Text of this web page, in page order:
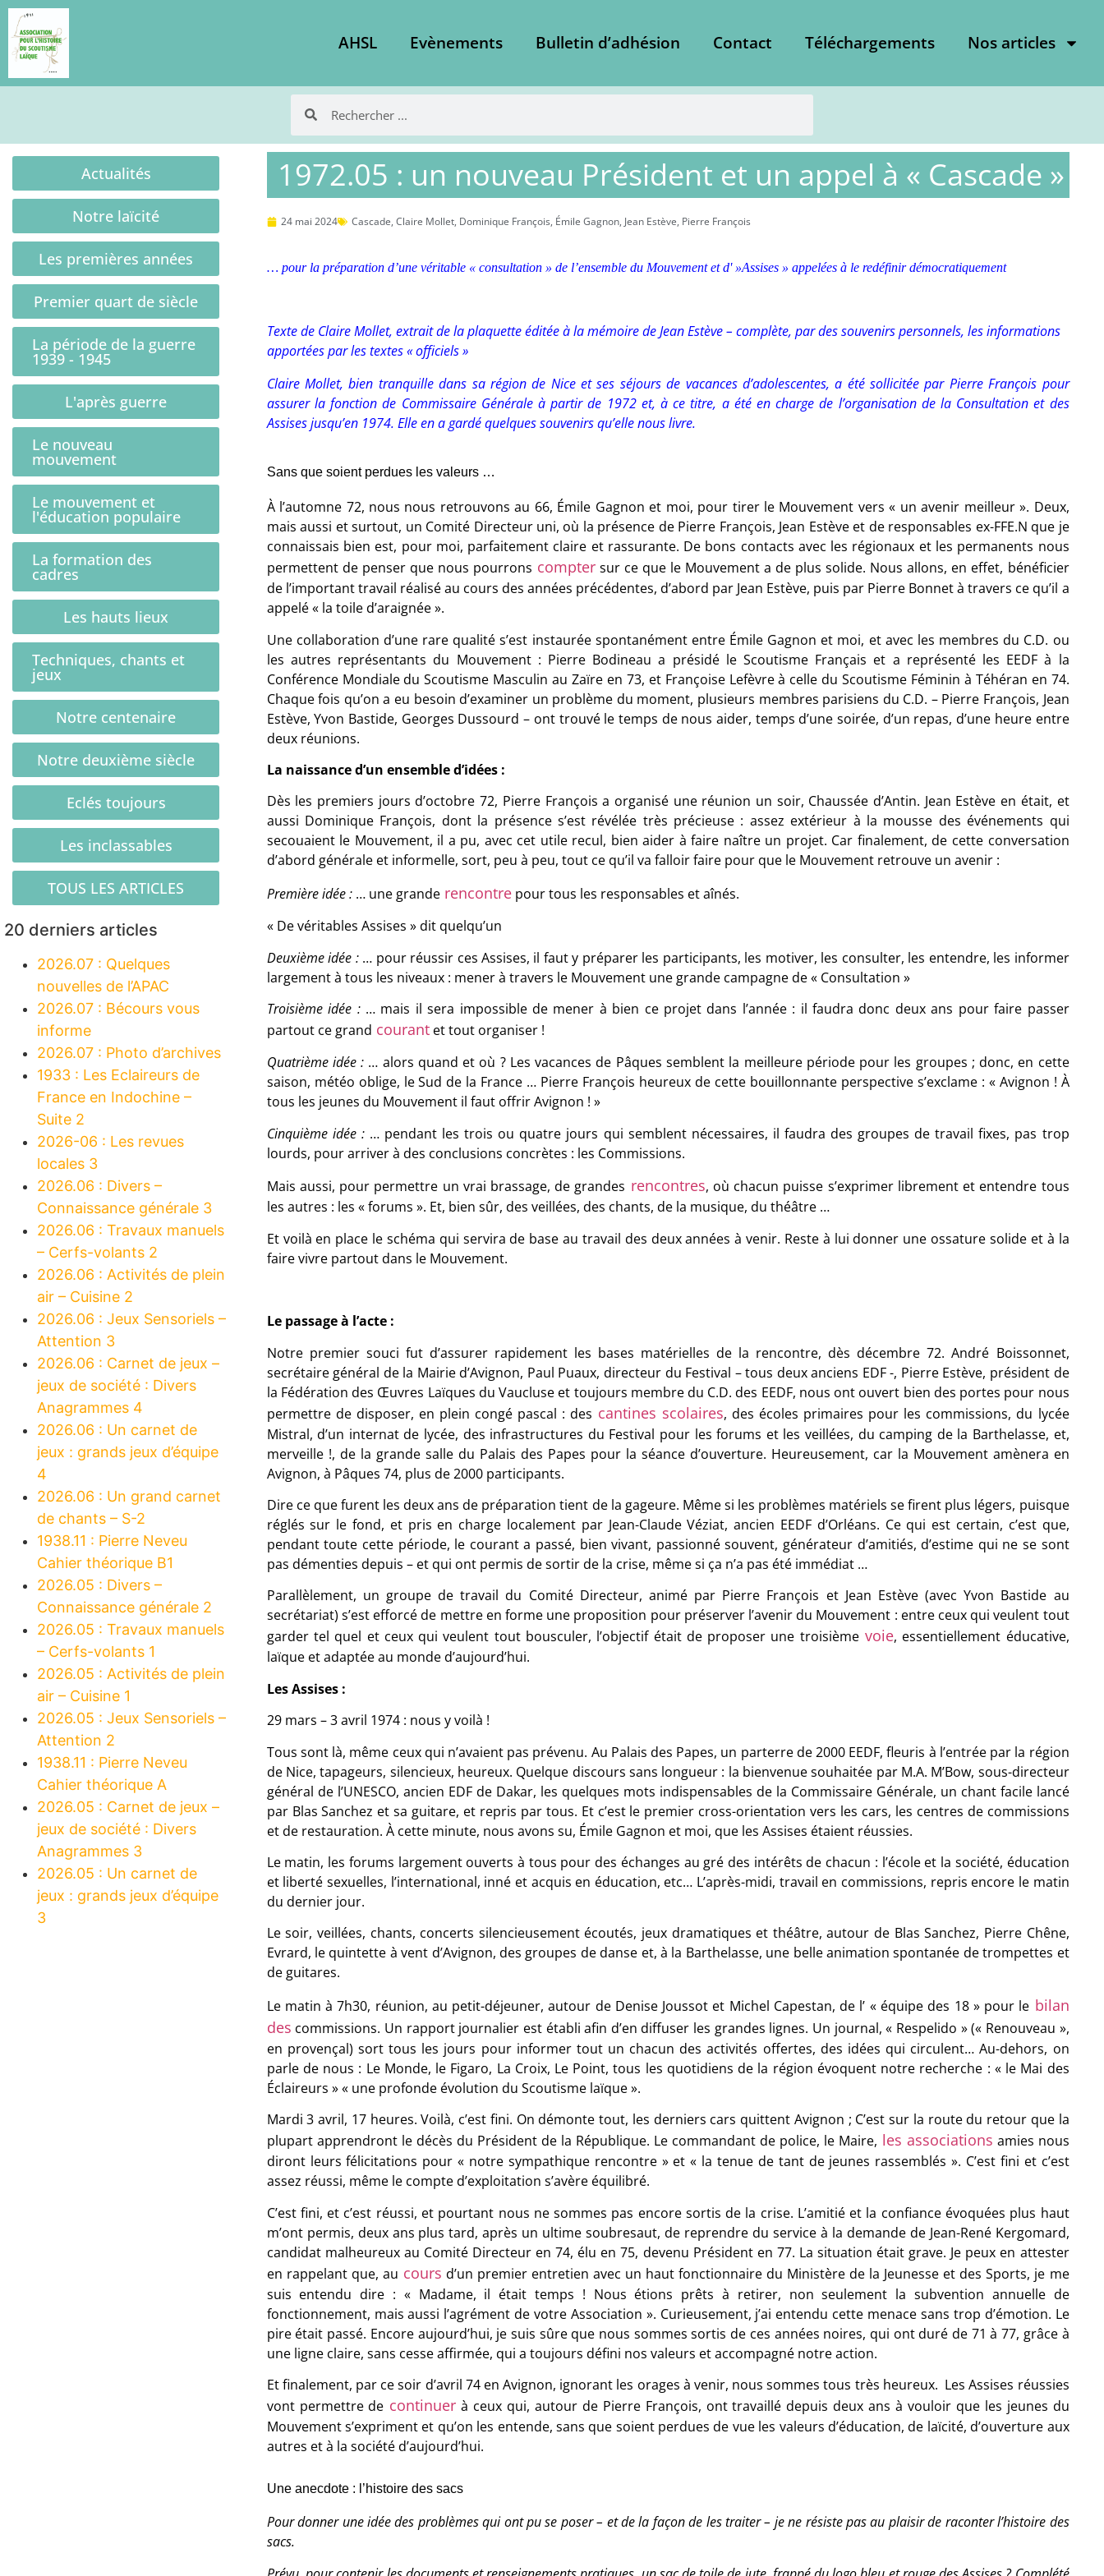
AHSL Evènements Bulletin d’adhésion Contact Téléchargements Nos articles
Actualités
Notre laïcité
Les premières années
Premier quart de siècle
La période de la guerre
1939 - 1945
L'après guerre
Le nouveau
mouvement
Le mouvement et
l'éducation populaire
La formation des
cadres
Les hauts lieux
Techniques, chants et
jeux
Notre centenaire
Notre deuxième siècle
Eclés toujours
Les inclassables
TOUS LES ARTICLES
20 derniers articles
2026.07 : Quelques
nouvelles de l’APAC
2026.07 : Bécours vous
informe
2026.07 : Photo d’archives
1933 : Les Eclaireurs de
France en Indochine –
Suite 2
2026-06 : Les revues
locales 3
2026.06 : Divers –
Connaissance générale 3
2026.06 : Travaux manuels
– Cerfs-volants 2
2026.06 : Activités de plein
air – Cuisine 2
2026.06 : Jeux Sensoriels –
Attention 3
2026.06 : Carnet de jeux –
jeux de société : Divers
Anagrammes 4
2026.06 : Un carnet de
jeux : grands jeux d’équipe
4
2026.06 : Un grand carnet
de chants – S-2
1938.11 : Pierre Neveu
Cahier théorique B1
2026.05 : Divers –
Connaissance générale 2
2026.05 : Travaux manuels
– Cerfs-volants 1
2026.05 : Activités de plein
air – Cuisine 1
2026.05 : Jeux Sensoriels –
Attention 2
1938.11 : Pierre Neveu
Cahier théorique A
2026.05 : Carnet de jeux –
jeux de société : Divers
Anagrammes 3
2026.05 : Un carnet de
jeux : grands jeux d’équipe
3
1972.05 : un nouveau Président et un appel à « Cascade »
24 mai 2024 Cascade, Claire Mollet, Dominique François, Émile Gagnon, Jean Estève, Pierre François
… pour la préparation d’une véritable « consultation » de l’ensemble du Mouvement et d' »Assises » appelées à le redéfinir démocratiquement
Texte de Claire Mollet, extrait de la plaquette éditée à la mémoire de Jean Estève – complète, par des souvenirs personnels, les informations
apportées par les textes « officiels »
Claire Mollet, bien tranquille dans sa région de Nice et ses séjours de vacances d’adolescentes, a été sollicitée par Pierre François pour
assurer la fonction de Commissaire Générale à partir de 1972 et, à ce titre, a été en charge de l’organisation de la Consultation et des
Assises jusqu’en 1974. Elle en a gardé quelques souvenirs qu’elle nous livre.
Sans que soient perdues les valeurs …
À l’automne 72, nous nous retrouvons au 66, Émile Gagnon et moi, pour tirer le Mouvement vers « un avenir meilleur ». Deux,
mais aussi et surtout, un Comité Directeur uni, où la présence de Pierre François, Jean Estève et de responsables ex-FFE.N que je
connaissais bien est, pour moi, parfaitement claire et rassurante. De bons contacts avec les régionaux et les permanents nous
permettent de penser que nous pourrons comptersur ce que le Mouvement a de plus solide. Nous allons, en effet, bénéficier
de l’important travail réalisé au cours des années précédentes, d’abord par Jean Estève, puis par Pierre Bonnet à travers ce qu’il a
appelé « la toile d’araignée ».
Une collaboration d’une rare qualité s’est instaurée spontanément entre Émile Gagnon et moi, et avec les membres du C.D. ou
les autres représentants du Mouvement : Pierre Bodineau a présidé le Scoutisme Français et a représenté les EEDF à la
Conférence Mondiale du Scoutisme Masculin au Zaïre en 73, et Françoise Lefèvre à celle du Scoutisme Féminin à Téhéran en 74.
Chaque fois qu’on a eu besoin d’examiner un problème du moment, plusieurs membres parisiens du C.D. – Pierre François, Jean
Estève, Yvon Bastide, Georges Dussourd – ont trouvé le temps de nous aider, temps d’une soirée, d’un repas, d’une heure entre
deux réunions.
La naissance d’un ensemble d’idées :
Dès les premiers jours d’octobre 72, Pierre François a organisé une réunion un soir, Chaussée d’Antin. Jean Estève en était, et
aussi Dominique François, dont la présence s’est révélée très précieuse : assez extérieur à la mousse des événements qui
secouaient le Mouvement, il a pu, avec cet utile recul, bien aider à faire naître un projet. Car finalement, de cette conversation
d’abord générale et informelle, sort, peu à peu, tout ce qu’il va falloir faire pour que le Mouvement retrouve un avenir :
Première idée : … une granderencontrepour tous les responsables et aînés.
« De véritables Assises » dit quelqu’un
Deuxième idée : … pour réussir ces Assises, il faut y préparer les participants, les motiver, les consulter, les entendre, les informer
largement à tous les niveaux : mener à travers le Mouvement une grande campagne de « Consultation »
Troisième idée : … mais il sera impossible de mener à bien ce projet dans l’année : il faudra donc deux ans pour faire passer
partout ce grand courantet tout organiser !
Quatrième idée : … alors quand et où ? Les vacances de Pâques semblent la meilleure période pour les groupes ; donc, en cette
saison, météo oblige, le Sud de la France … Pierre François heureux de cette bouillonnante perspective s’exclame : « Avignon ! À
tous les jeunes du Mouvement il faut offrir Avignon ! »
Cinquième idée :… pendant les trois ou quatre jours qui semblent nécessaires, il faudra des groupes de travail fixes, pas trop
lourds, pour arriver à des conclusions concrètes : les Commissions.
Mais aussi, pour permettre un vrai brassage, de grandes rencontres, où chacun puisse s’exprimer librement et entendre tous
les autres : les « forums ». Et, bien sûr, des veillées, des chants, de la musique, du théâtre …
Et voilà en place le schéma qui servira de base au travail des deux années à venir. Reste à lui donner une ossature solide et à la
faire vivre partout dans le Mouvement.
Le passage à l’acte :
Notre premier souci fut d’assurer rapidement les bases matérielles de la rencontre, dès décembre 72. André Boissonnet,
secrétaire général de la Mairie d’Avignon, Paul Puaux, directeur du Festival – tous deux anciens EDF -, Pierre Estève, président de
la Fédération des Œuvres Laïques du Vaucluse et toujours membre du C.D. des EEDF, nous ont ouvert bien des portes pour nous
permettre de disposer, en plein congé pascal : des cantines scolaires, des écoles primaires pour les commissions, du lycée
Mistral, d’un internat de lycée, des infrastructures du Festival pour les forums et les veillées, du camping de la Barthelasse, et,
merveille !, de la grande salle du Palais des Papes pour la séance d’ouverture. Heureusement, car la Mouvement amènera en
Avignon, à Pâques 74, plus de 2000 participants.
Dire ce que furent les deux ans de préparation tient de la gageure. Même si les problèmes matériels se firent plus légers, puisque
réglés sur le fond, et pris en charge localement par Jean-Claude Véziat, ancien EEDF d’Orléans. Ce qui est certain, c’est que,
pendant toute cette période, le courant a passé, bien vivant, passionné souvent, générateur d’amitiés, d’estime qui ne se sont
pas démenties depuis – et qui ont permis de sortir de la crise, même si ça n’a pas été immédiat …
Parallèlement, un groupe de travail du Comité Directeur, animé par Pierre François et Jean Estève (avec Yvon Bastide au
secrétariat) s’est efforcé de mettre en forme une proposition pour préserver l’avenir du Mouvement : entre ceux qui veulent tout
garder tel quel et ceux qui veulent tout bousculer, l’objectif était de proposer une troisièmevoie, essentiellement éducative,
laïque et adaptée au monde d’aujourd’hui.
Les Assises :
29 mars – 3 avril 1974 : nous y voilà !
Tous sont là, même ceux qui n’avaient pas prévenu. Au Palais des Papes, un parterre de 2000 EEDF, fleuris à l’entrée par la région
de Nice, tapageurs, silencieux, heureux. Quelque discours sans longueur : la bienvenue souhaitée par M.A. M’Bow, sous-directeur
général de l’UNESCO, ancien EDF de Dakar, les quelques mots indispensables de la Commissaire Générale, un chant facile lancé
par Blas Sanchez et sa guitare, et repris par tous. Et c’est le premier cross-orientation vers les cars, les centres de commissions
et de restauration. À cette minute, nous avons su, Émile Gagnon et moi, que les Assises étaient réussies.
Le matin, les forums largement ouverts à tous pour des échanges au gré des intérêts de chacun : l’école et la société, éducation
et liberté sexuelles, l’international, inné et acquis en éducation, etc… L’après-midi, travail en commissions, repris encore le matin
du dernier jour.
Le soir, veillées, chants, concerts silencieusement écoutés, jeux dramatiques et théâtre, autour de Blas Sanchez, Pierre Chêne,
Evrard, le quintette à vent d’Avignon, des groupes de danse et, à la Barthelasse, une belle animation spontanée de trompettes et
de guitares.
Le matin à 7h30, réunion, au petit-déjeuner, autour de Denise Joussot et Michel Capestan, de l’ « équipe des 18 » pour le bilan
des commissions. Un rapport journalier est établi afin d’en diffuser les grandes lignes. Un journal, « Respelido » (« Renouveau »,
en provençal) sort tous les jours pour informer tout un chacun des activités offertes, des idées qui circulent… Au-dehors, on
parle de nous : Le Monde, le Figaro, La Croix, Le Point, tous les quotidiens de la région évoquent notre recherche : « le Mai des
Éclaireurs » « une profonde évolution du Scoutisme laïque ».
Mardi 3 avril, 17 heures. Voilà, c’est fini. On démonte tout, les derniers cars quittent Avignon ; C’est sur la route du retour que la
plupart apprendront le décès du Président de la République. Le commandant de police, le Maire, les associations amies nous
diront leurs félicitations pour « notre sympathique rencontre » et « la tenue de tant de jeunes rassemblés ». C’est fini et c’est
assez réussi, même le compte d’exploitation s’avère équilibré.
C’est fini, et c’est réussi, et pourtant nous ne sommes pas encore sortis de la crise. L’amitié et la confiance évoquées plus haut
m’ont permis, deux ans plus tard, après un ultime soubresaut, de reprendre du service à la demande de Jean-René Kergomard,
candidat malheureux au Comité Directeur en 74, élu en 75, devenu Président en 77. La situation était grave. Je peux en attester
en rappelant que, au cours d’un premier entretien avec un haut fonctionnaire du Ministère de la Jeunesse et des Sports, je me
suis entendu dire : « Madame, il était temps ! Nous étions prêts à retirer, non seulement la subvention annuelle de
fonctionnement, mais aussi l’agrément de votre Association ». Curieusement, j’ai entendu cette menace sans trop d’émotion. Le
pire était passé. Encore aujourd’hui, je suis sûre que nous sommes sortis de ces années noires, qui ont duré de 71 à 77, grâce à
une ligne claire, sans cesse affirmée, qui a toujours défini nos valeurs et accompagné notre action.
Et finalement, par ce soir d’avril 74 en Avignon, ignorant les orages à venir, nous sommes tous très heureux. Les Assises réussies
vont permettre de continuer à ceux qui, autour de Pierre François, ont travaillé depuis deux ans à vouloir que les jeunes du
Mouvement s’expriment et qu’on les entende, sans que soient perdues de vue les valeurs d’éducation, de laïcité, d’ouverture aux
autres et à la société d’aujourd’hui.
Une anecdote : l’histoire des sacs
Pour donner une idée des problèmes qui ont pu se poser – et de la façon de les traiter – je ne résiste pas au plaisir de raconter l’histoire des
sacs.